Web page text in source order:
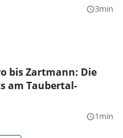
query_builder3min
bis Zartmann: Die
am Taubertal-
query_builder1min